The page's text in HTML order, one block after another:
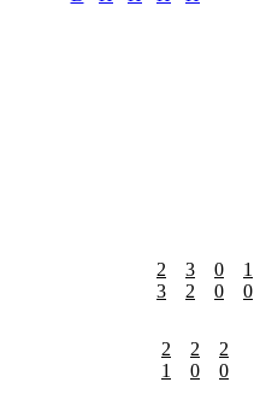
2
3
3
2
0
0
1
0
2
1
2
0
2
0